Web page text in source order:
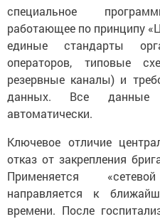
специальное
работающее по принципу
единые стандарты
операторов, типовые
резервные каналы) и
данных. Все данные
автоматически.
Ключевое отличие
отказ от закрепления
Применяется
направляется к
времени. После